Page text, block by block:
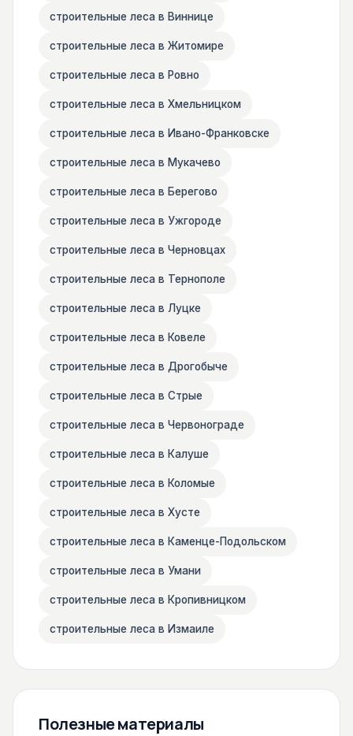
строительные леса в Виннице
строительные леса в Житомире
строительные леса в Ровно
строительные леса в Хмельницком
строительные леса в Ивано-Франковске
строительные леса в Мукачево
строительные леса в Берегово
строительные леса в Ужгороде
строительные леса в Черновцах
строительные леса в Тернополе
строительные леса в Луцке
строительные леса в Ковеле
строительные леса в Дрогобыче
строительные леса в Стрые
строительные леса в Червонограде
строительные леса в Калуше
строительные леса в Коломые
строительные леса в Хусте
строительные леса в Каменце-Подольском
строительные леса в Умани
строительные леса в Кропивницком
строительные леса в Измаиле
Полезные материалы